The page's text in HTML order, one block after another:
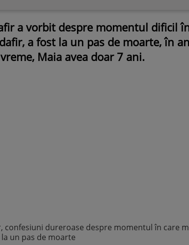
a vorbit despre momentul dificil
a fost la un pas de moarte, în
Maia avea doar 7 ani.
confesiuni dureroase despre momentul în care
un pas de moarte